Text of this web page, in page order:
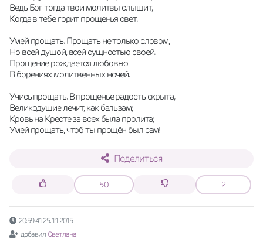
Ведь Бог тогда твои молитвы слышит,
Когда в тебе горит прощенья свет.
Умей прощать. Прощать не только словом,
Но всей душой, всей сущностью своей.
Прощение рождается любовью
В борениях молитвенных ночей.
Учись прощать. В прощенье радость скрыта,
Великодушие лечит, как бальзам;
Кровь на Кресте за всех была пролита;
Умей прощать, чтоб ты прощён был сам!
Поделиться
50 2
20:59:41 25.11.2015
добавил: Светлана